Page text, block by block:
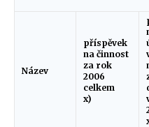
Název
příspěvek
na činnost
za rok
2006
celkem
x)